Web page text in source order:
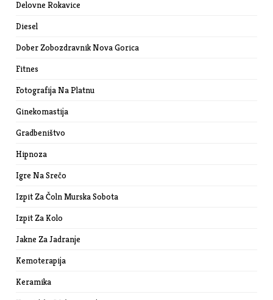
Delovne Rokavice
Diesel
Dober Zobozdravnik Nova Gorica
Fitnes
Fotografija Na Platnu
Ginekomastija
Gradbeništvo
Hipnoza
Igre Na Srečo
Izpit Za Čoln Murska Sobota
Izpit Za Kolo
Jakne Za Jadranje
Kemoterapija
Keramika